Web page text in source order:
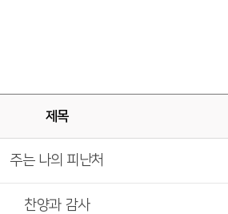
제목
주는 나의 피난처
찬양과 감사